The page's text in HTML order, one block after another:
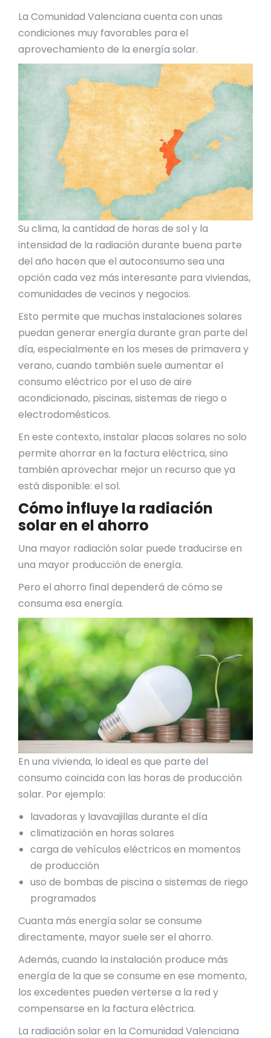
La Comunidad Valenciana cuenta con unas
condiciones muy favorables para el
aprovechamiento de la energía solar.
Su clima, la cantidad de horas de sol y la
intensidad de la radiación durante buena parte
del año hacen que el autoconsumo sea una
opción cada vez más interesante para viviendas,
comunidades de vecinos y negocios.
Esto permite que muchas instalaciones solares
puedan generar energía durante gran parte del
día, especialmente en los meses de primavera y
verano, cuando también suele aumentar el
consumo eléctrico por el uso de aire
acondicionado, piscinas, sistemas de riego o
electrodomésticos.
En este contexto, instalar placas solares no solo
permite ahorrar en la factura eléctrica, sino
también aprovechar mejor un recurso que ya
está disponible: el sol.
Cómo influye la radiación
solar en el ahorro
Una mayor radiación solar puede traducirse en
una mayor producción de energía.
Pero el ahorro final dependerá de cómo se
consuma esa energía.
En una vivienda, lo ideal es que parte del
consumo coincida con las horas de producción
solar. Por ejemplo:
lavadoras y lavavajillas durante el día
climatización en horas solares
carga de vehículos eléctricos en momentos
de producción
uso de bombas de piscina o sistemas de riego
programados
Cuanta más energía solar se consume
directamente, mayor suele ser el ahorro.
Además, cuando la instalación produce más
energía de la que se consume en ese momento,
los excedentes pueden verterse a la red y
compensarse en la factura eléctrica.
La radiación solar en la Comunidad Valenciana